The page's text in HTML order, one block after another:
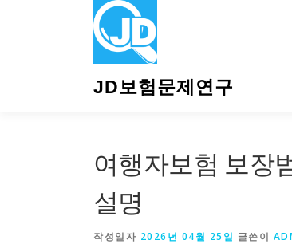
JD보험문제연구
여행자보험 보장
설명
작성일자 2026년 04월 25일 글쓴이